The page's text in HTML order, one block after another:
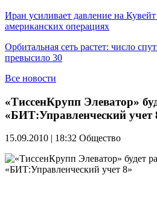
Иран усиливает давление на Кувейт
американских операциях
Орбитальная сеть растет: число
превысило 30
Все новости
«ТиссенКрупп Элеватор»
«БИТ:Управленческий учет
15.09.2010 | 18:32 Общество